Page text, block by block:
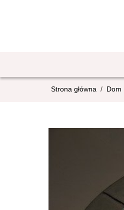
Strona główna / Dom